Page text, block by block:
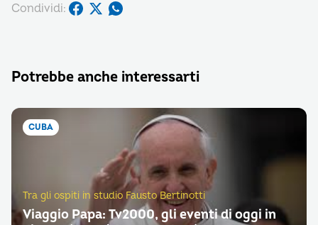
Condividi:
Potrebbe anche interessarti
CUBA
Tra gli ospiti in studio Fausto Bertinotti
Viaggio Papa: Tv2000, gli eventi di oggi in